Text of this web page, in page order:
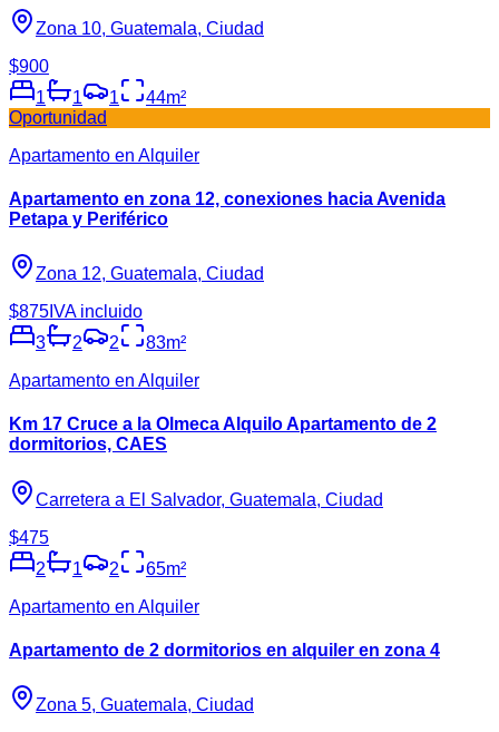
Zona 10, Guatemala, Ciudad
$900
1
1 1 44m²
Oportunidad
Apartamento en Alquiler
Apartamento en zona 12, conexiones hacia Avenida
Petapa y Periférico
Zona 12, Guatemala, Ciudad
$875 IVA incluido
3
2 2 83m²
Apartamento en Alquiler
Km 17 Cruce a la Olmeca Alquilo Apartamento de 2
dormitorios, CAES
Carretera a El Salvador, Guatemala, Ciudad
$475
2
1 2 65m²
Apartamento en Alquiler
Apartamento de 2 dormitorios en alquiler en zona 4
Zona 5, Guatemala, Ciudad